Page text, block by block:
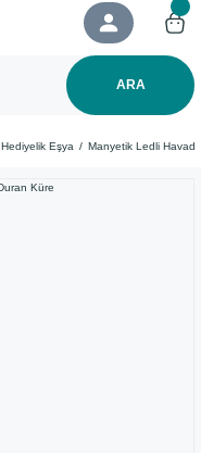
ARA
Hediyelik Eşya Manyetik Ledli